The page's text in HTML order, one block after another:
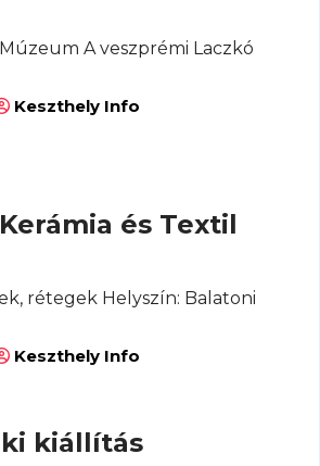
A veszprémi Laczkó
Keszthely Info
és Textil
rétegek Helyszín: Balatoni
Keszthely Info
kiállítás